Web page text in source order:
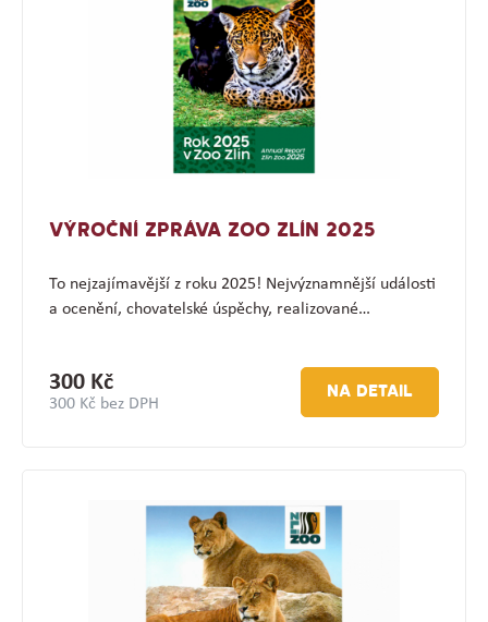
VÝROČNÍ ZPRÁVA ZOO ZLÍN 2025
To nejzajímavější z roku 2025! Nejvýznamnější události
a ocenění, chovatelské úspěchy, realizované…
300 Kč
300 Kč bez DPH
NA DETAIL